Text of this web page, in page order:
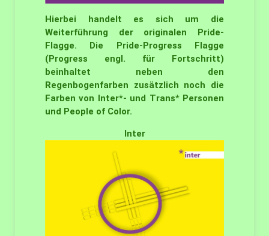
Hierbei handelt es sich um die
Weiterführung der originalen Pride-
Flagge. Die Pride-Progress Flagge
(Progress engl. für Fortschritt)
beinhaltet neben den
Regenbogenfarben zusätzlich noch die
Farben von Inter*- und Trans* Personen
und People of Color.
Inter